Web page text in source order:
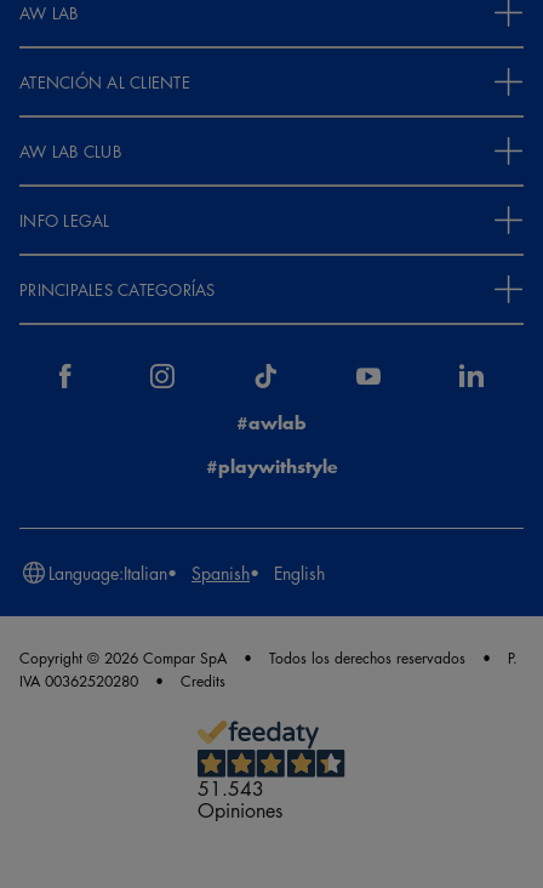
AW LAB
ATENCIÓN AL CLIENTE
AW LAB CLUB
INFO LEGAL
PRINCIPALES CATEGORÍAS
#awlab
#playwithstyle
Language:Italian Spanish English
Copyright © 2026 Compar SpA Todos los derechos reservados
P.
IVA 00362520280
Credits
51.543
Opiniones